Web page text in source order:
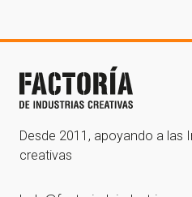
Desde 2011, apoyando a las
creativas